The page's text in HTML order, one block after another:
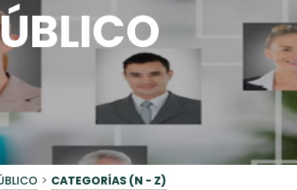
> CATEGORÍAS (N - Z)